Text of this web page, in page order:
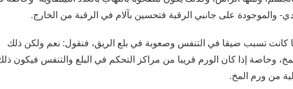
والموجودة على جانبي الرقبة فتحسين بآلام في الرقبة من الخارج.
كانت تسبب ضيقا في التنفس وصعوبة في بلع الريق، فنقول: نعم ولكن ذلك
وخاصة إذا كان الورم قريبا من مراكز التحكم في البلع والتنفس فيكون
من ورم المخ.